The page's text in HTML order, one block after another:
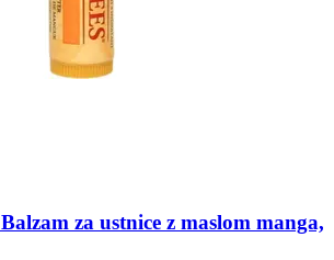
Balzam za ustnice z maslom manga,